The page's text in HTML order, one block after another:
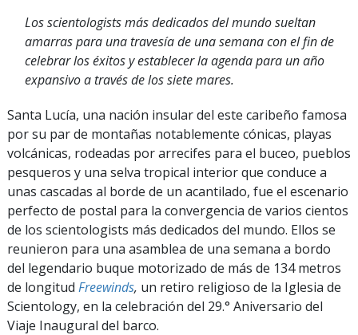
Los scientologists más dedicados del mundo sueltan
amarras para una travesía de una semana con el fin de
celebrar los éxitos y establecer la agenda para un año
expansivo a través de los siete mares.
Santa Lucía, una nación insular del este caribeño famosa
por su par de montañas notablemente cónicas, playas
volcánicas, rodeadas por arrecifes para el buceo, pueblos
pesqueros y una selva tropical interior que conduce a
unas cascadas al borde de un acantilado, fue el escenario
perfecto de postal para la convergencia de varios cientos
de los scientologists más dedicados del mundo. Ellos se
reunieron para una asamblea de una semana a bordo
del legendario buque motorizado de más de 134 metros
de longitud Freewinds, un retiro religioso de la Iglesia de
Scientology, en la celebración del 29.° Aniversario del
Viaje Inaugural del barco.